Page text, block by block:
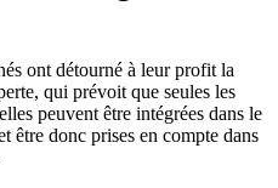
ont détourné à leur profit la
qui prévoit que seules les
peuvent être intégrées dans le
être donc prises en compte dans